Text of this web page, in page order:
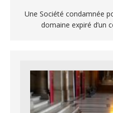
Une Société condamnée
domaine expiré d’un